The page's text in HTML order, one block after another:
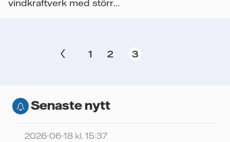
vindkraftverk med större
1
2 3
Senaste nytt
2026-06-18 kl. 15:37